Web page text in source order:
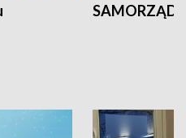
SAMORZĄD